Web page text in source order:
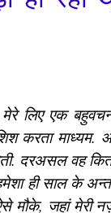
मेरे लिए एक
करता
दरअसल वह
ही साल के अन्त
मौके, जहां मेरी